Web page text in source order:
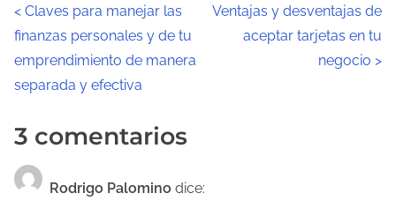
N
a
v
e
a
< Claves para manejar las
finanzas personales y de tu
emprendimiento de manera
separada y efectiva
Ventajas y desventajas de
aceptar tarjetas en tu
negocio >
3 comentarios
Rodrigo Palomino dice: